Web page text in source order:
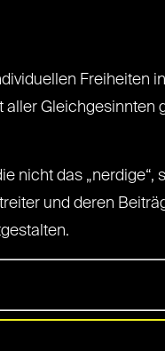
Freiheiten
Gleichgesinnten
nicht das „nerdige“,
und deren